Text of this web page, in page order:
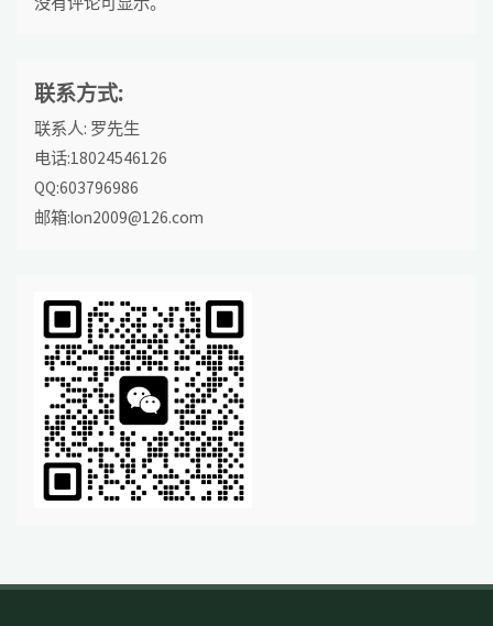
联系方式:
联系人: 罗先生
电话:18024546126
QQ:603796986
邮箱:lon2009@126.com